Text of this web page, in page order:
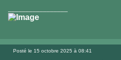
Posté le 15 octobre 2025 à 08:41